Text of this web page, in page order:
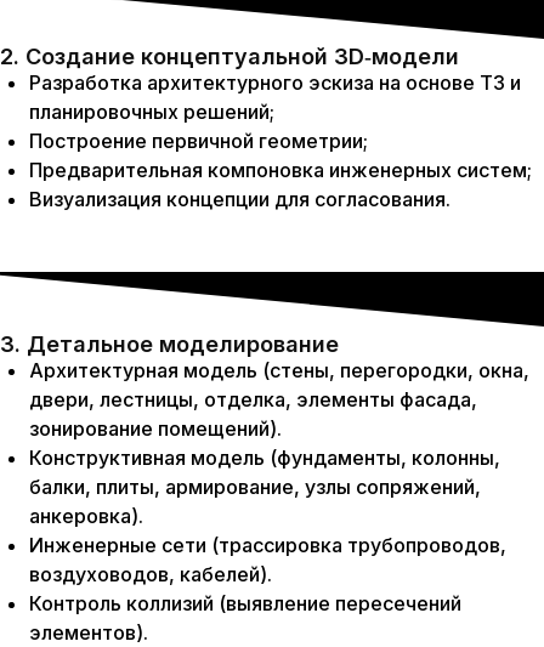
2. Создание концептуальной 3D‑модели
Разработка архитектурного эскиза на основе ТЗ и
планировочных решений;
Построение первичной геометрии;
Предварительная компоновка инженерных систем;
Визуализация концепции для согласования.
3. Детальное моделирование
Архитектурная модель (стены, перегородки, окна,
двери, лестницы, отделка, элементы фасада,
зонирование помещений).
Конструктивная модель (фундаменты, колонны,
балки, плиты, армирование, узлы сопряжений,
анкеровка).
Инженерные сети (трассировка трубопроводов,
воздуховодов, кабелей).
Контроль коллизий (выявление пересечений
элементов).